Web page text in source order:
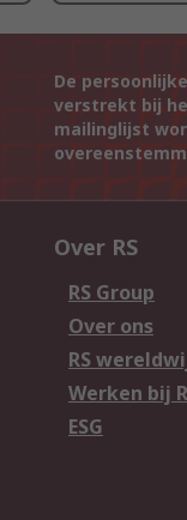
De
verstrekt bij
mailinglijst
Over RS
RS Group
Over ons
RS
Werken bij
ESG